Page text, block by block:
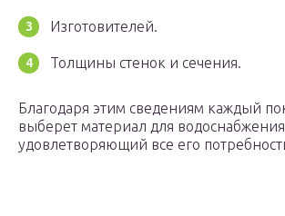
Изготовителей.
Толщины стенок и сечения.
Благодаря этим сведениям каждый
выберет материал для
удовлетворяющий все его